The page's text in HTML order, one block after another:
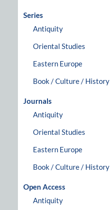
Series
Antiquity
Oriental Studies
Eastern Europe
Book / Culture / History
Journals
Antiquity
Oriental Studies
Eastern Europe
Book / Culture / History
Open Access
Antiquity